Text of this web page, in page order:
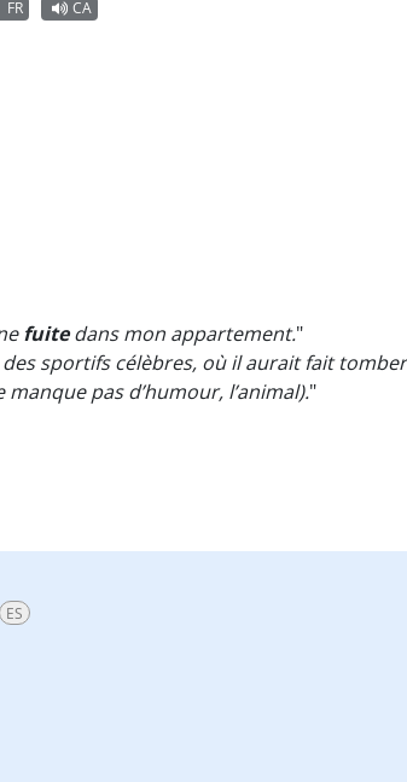
FR CA
fuitedans mon appartement."
sportifs célèbres, où il aurait fait
pas d’humour, l’animal)."
ES